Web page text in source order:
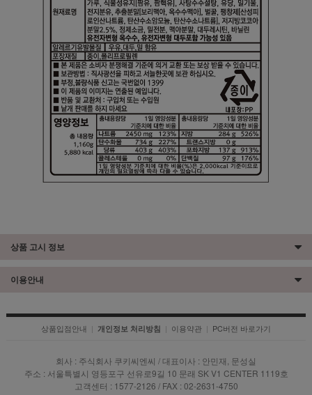
상품 고시 정보
이용안내
상품입점안내 | 개인정보 처리방침 | 이용약관 | PC버전 바로가기
회사 : 주식회사 쿠키씨엔씨 / 대표이사 : 안민재, 문성실
주소 : 서울특별시 영등포구 선유로9길 10 문래 SK V1 CENTER 1119호
고객센터 : 1577-2126 / FAX : 02-2631-4750